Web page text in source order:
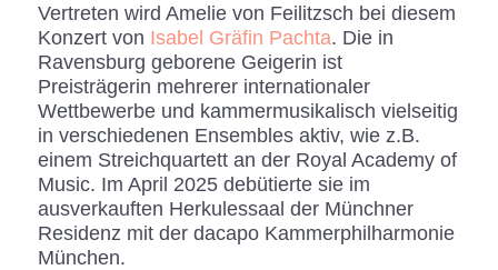
Vertreten wird Amelie von Feilitzsch bei diesem
Konzert von Isabel Gräfin Pachta. Die in
Ravensburg geborene Geigerin ist
Preisträgerin mehrerer internationaler
Wettbewerbe und kammermusikalisch vielseitig
in verschiedenen Ensembles aktiv, wie z.B.
einem Streichquartett an der Royal Academy of
Music. Im April 2025 debütierte sie im
ausverkauften Herkulessaal der Münchner
Residenz mit der dacapo Kammerphilharmonie
München.